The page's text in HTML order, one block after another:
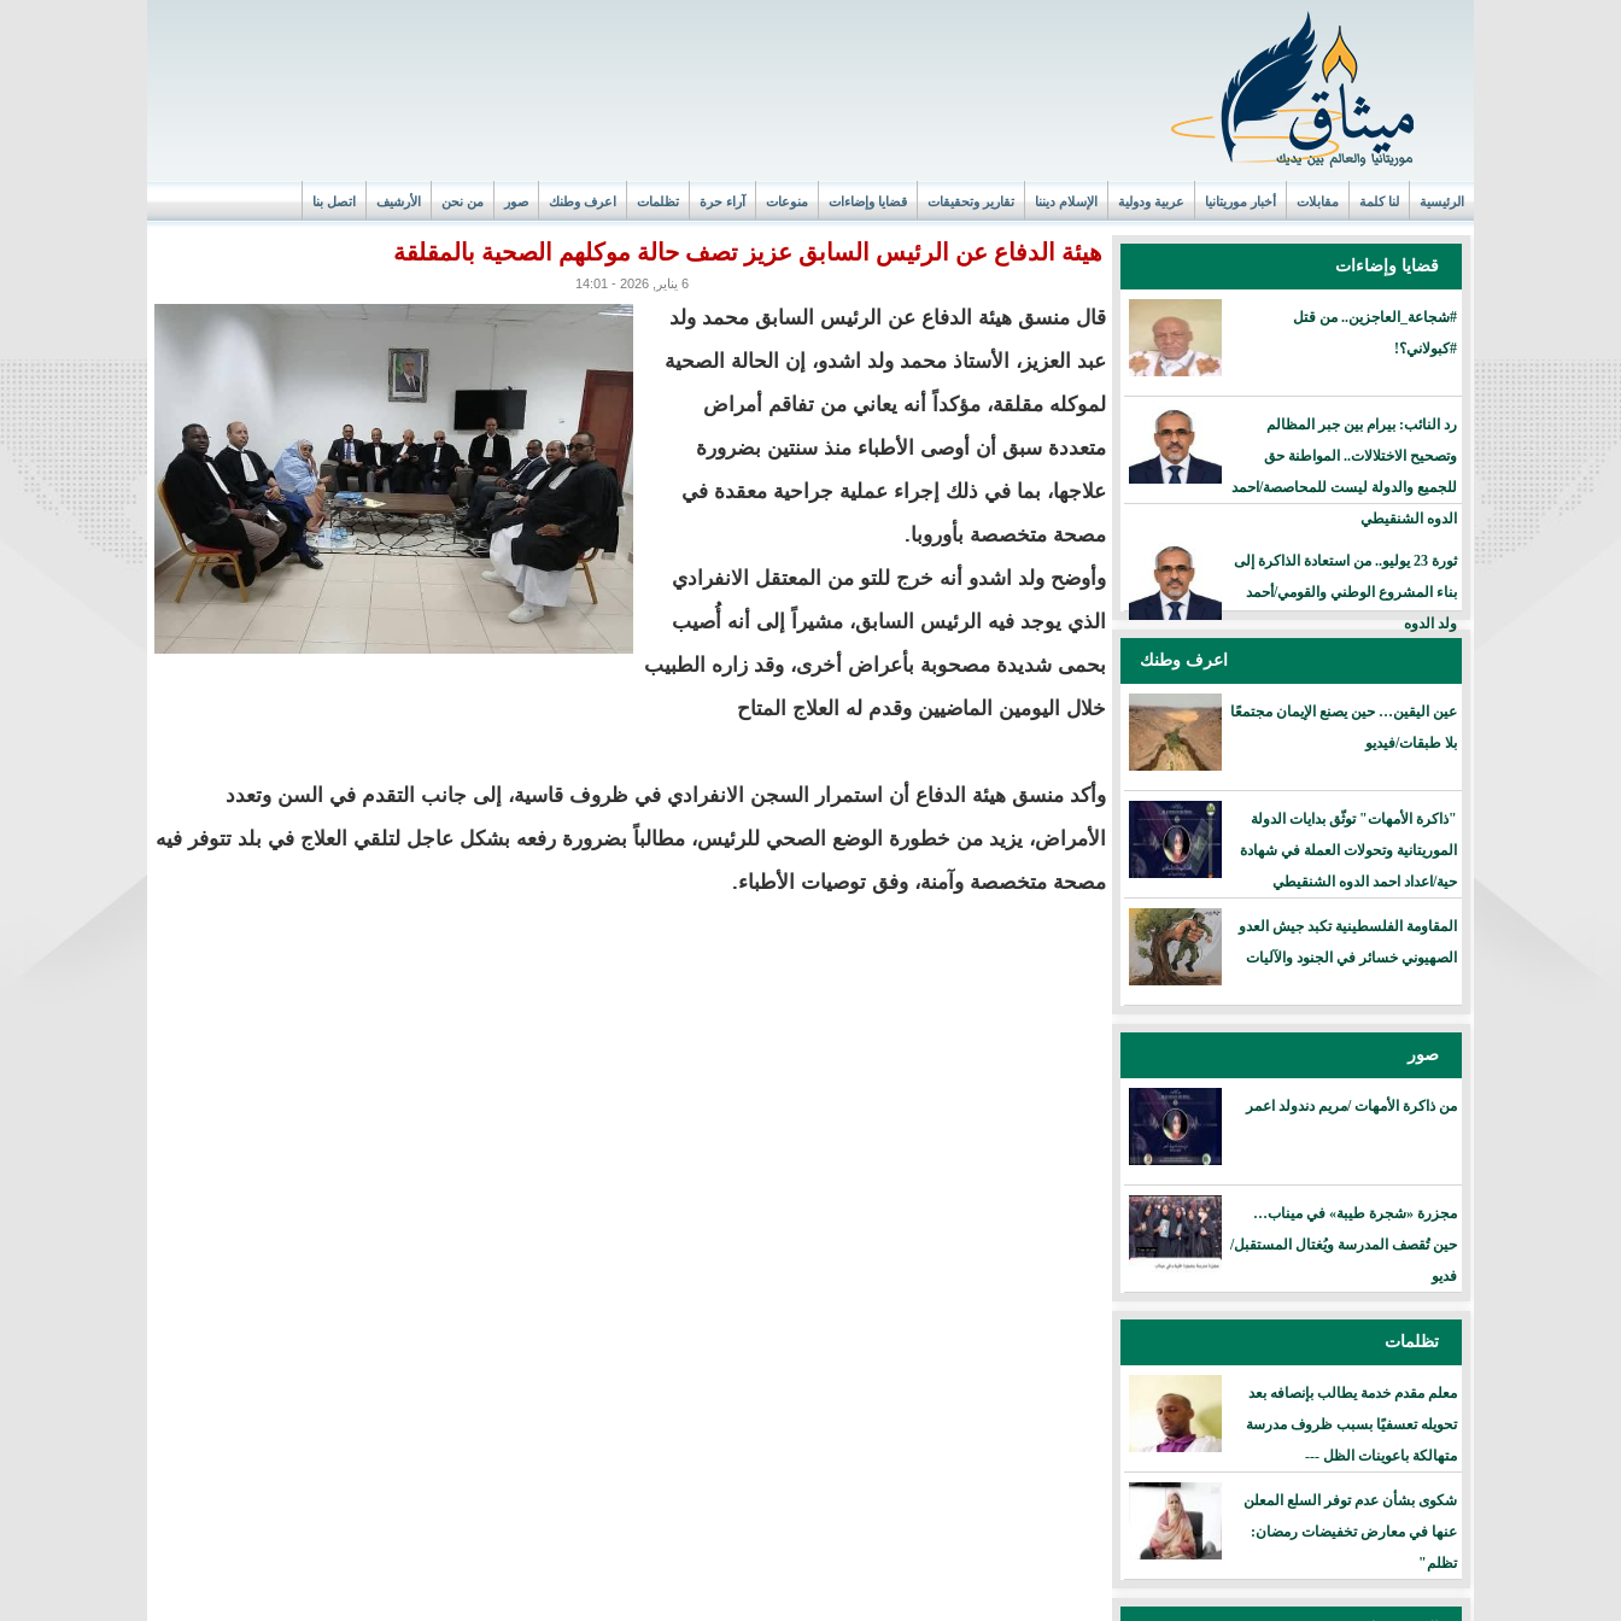
الرئيسية لنا كلمة مقابلات أخبار موريتانيا عربية ودولية الإسلام ديننا تقارير وتحقيقات قضايا وإضاءات منوعات آراء حرة تظلمات اعرف وطنك صور من نحن الأرشيف اتصل بنا
هيئة الدفاع عن الرئيس السابق عزيز تصف حالة موكلهم الصحية بالمقلقة
6 يناير, 2026 - 14:01
قال منسق هيئة الدفاع عن الرئيس السابق محمد ولد
عبد العزيز، الأستاذ محمد ولد اشدو، إن الحالة الصحية
لموكله مقلقة، مؤكداً أنه يعاني من تفاقم أمراض
متعددة سبق أن أوصى الأطباء منذ سنتين بضرورة
علاجها، بما في ذلك إجراء عملية جراحية معقدة في
مصحة متخصصة بأوروبا.
وأوضح ولد اشدو أنه خرج للتو من المعتقل الانفرادي
الذي يوجد فيه الرئيس السابق، مشيراً إلى أنه أُصيب
بحمى شديدة مصحوبة بأعراض أخرى، وقد زاره الطبيب
خلال اليومين الماضيين وقدم له العلاج المتاح
وأكد منسق هيئة الدفاع أن استمرار السجن الانفرادي في ظروف قاسية، إلى جانب التقدم في السن وتعدد
الأمراض، يزيد من خطورة الوضع الصحي للرئيس، مطالباً بضرورة رفعه بشكل عاجل لتلقي العلاج في بلد تتوفر فيه
مصحة متخصصة وآمنة، وفق توصيات الأطباء.
قضايا وإضاءات
#شجاعة_العاجزين.. من قتل
#كبولاني؟!
رد النائب: بيرام بين جبر المظالم
وتصحيح الاختلالات.. المواطنة حق
للجميع والدولة ليست للمحاصصة/احمد
الدوه الشنقيطي
ثورة 23 يوليو.. من استعادة الذاكرة إلى
بناء المشروع الوطني والقومي/أحمد
ولد الدوه
اعرف وطنك
عين اليقين… حين يصنع الإيمان مجتمعًا
بلا طبقات/فيديو
"ذاكرة الأمهات" توثّق بدايات الدولة
الموريتانية وتحولات العملة في شهادة
حية/اعداد احمد الدوه الشنقيطي
المقاومة الفلسطينية تكبد جيش العدو
الصهيوني خسائر في الجنود والآليات
صور
من ذاكرة الأمهات /مريم دندولد اعمر
مجزرة «شجرة طيبة» في ميناب…
حين تُقصف المدرسة ويُغتال المستقبل/
فديو
تظلمات
معلم مقدم خدمة يطالب بإنصافه بعد
تحويله تعسفيًا بسبب ظروف مدرسة
متهالكة باعوينات الظل ---
شكوى بشأن عدم توفر السلع المعلن
عنها في معارض تخفيضات رمضان:
تظلم"